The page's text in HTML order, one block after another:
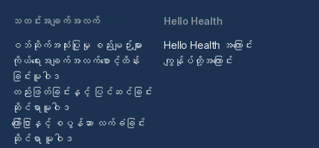
သတင်းအချက်အလက်
ဝဘ်ဆိုက်အသုံးပြုမှု စည်းမျဉ်းများ
ကိုယ်ရေးအချက်အလက်စောင့်ထိန်း
ခြင်းမူဝါဒ
တည်းဖြတ်ခြင်းနှင့် ပြင်ဆင်ခြင်း
ဆိုင်ရာမူဝါဒ
ကြော်ငြာနှင့် စပွန်ဆာ လက်ခံခြင်း
ဆိုင်ရာ မူဝါဒ
Hello Health
Hello Health အကြောင်း
ကျွန်ုပ်တို့အကြောင်း